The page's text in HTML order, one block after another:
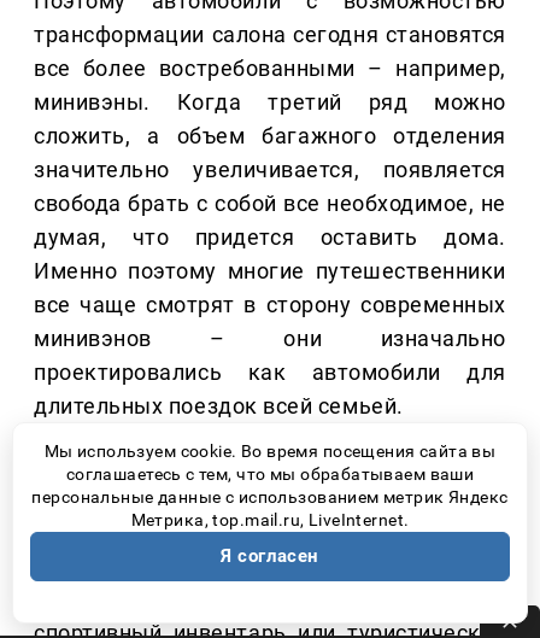
трансформации салона сегодня становятся
все более востребованными – например,
минивэны. Когда третий ряд можно
сложить, а объем багажного отделения
значительно увеличивается, появляется
свобода брать с собой все необходимое, не
думая, что придется оставить дома.
Именно поэтому многие путешественники
все чаще смотрят в сторону современных
минивэнов – они изначально
проектировались как автомобили для
длительных поездок всей семьей.
Например, в JAC RF8 третий ряд сидений
легко складывается, благодаря чему
багажное пространство можно увеличить
под конкретную поездку. Это позволяет
спортивный инвентарь или туристическое
Мы используем cookie. Во время посещения сайта вы
соглашаетесь с тем, что мы обрабатываем ваши
персональные данные с использованием метрик Яндекс
Метрика, top.mail.ru, LiveInternet.
Я согласен